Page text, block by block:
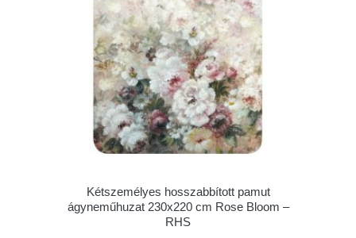
Kétszemélyes hosszabbított pamut
ágyneműhuzat 230x220 cm Rose Bloom –
RHS